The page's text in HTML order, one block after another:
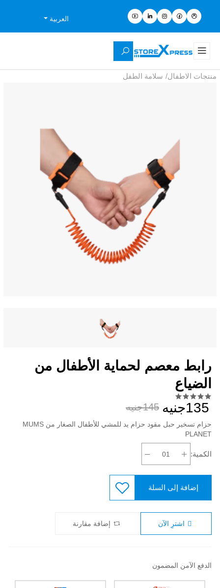
العربية
منتجات الاطفال/ سلامة الطفل
رابط معصم لحماية الأطفال من
الضياع
135جنيه
145جنيه
حزام تسخير حبل مقود حزام يد للمشي للأطفال الصغار من MUMS
PLANET
الكمية:
إضافة إلى السلة
اشترِ الآن إضافة مقارنة
الدفع الآمن المضمون